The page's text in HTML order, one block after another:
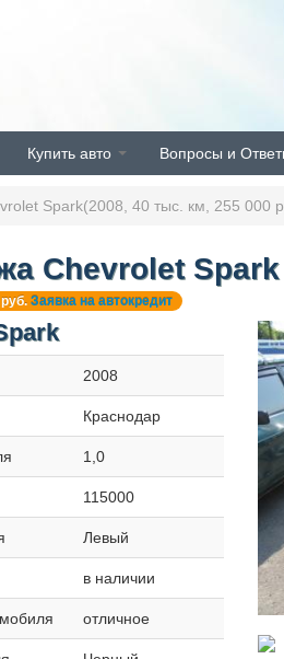
Купить авто Вопросы и
Spark(2008, 40 тыс. км, 255 000
Chevrolet
руб.Заявка на автокредит
2008
Краснодар
1,0
115000
Левый
в наличии
отличное